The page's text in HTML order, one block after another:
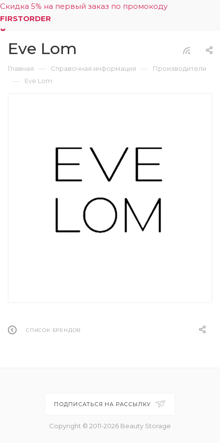
Скидка 5% на первый заказ по промокоду
FIRSTORDER
0
Eve Lom
Главная — Справочная информация — Производители
— Eve Lom
СПИСОК БРЕНДОВ
ПОДПИСАТЬСЯ НА РАССЫЛКУ
Copyright © 2011-2026 Beauty Storage